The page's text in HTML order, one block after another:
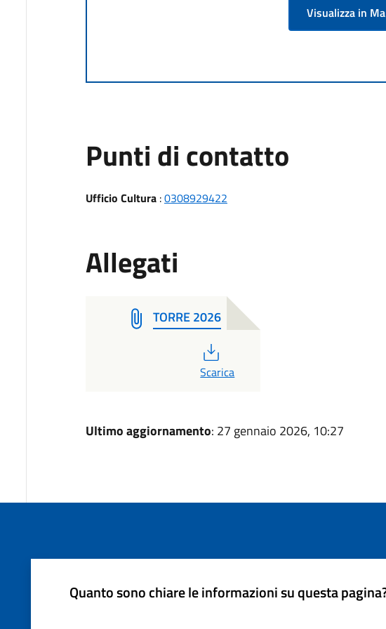
Visualizza in
Punti di contatto
Ufficio Cultura :0308929422
Allegati
TORRE 2026
PDF
Scarica
Ultimo aggiornamento: 27 gennaio 2026, 10:27
Quanto sono chiare le informazioni su questa